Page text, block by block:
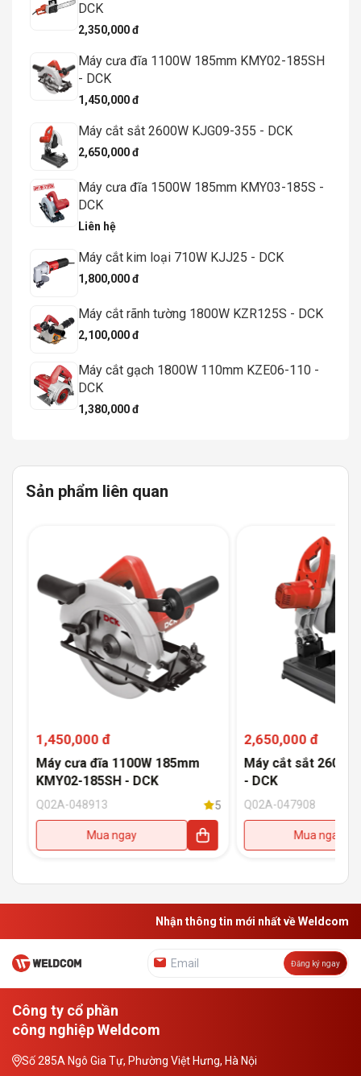
DCK
2,350,000 đ
Máy cưa đĩa 1100W 185mm KMY02-185SH
- DCK
1,450,000 đ
Máy cắt sắt 2600W KJG09-355 - DCK
2,650,000 đ
Máy cưa đĩa 1500W 185mm KMY03-185S -
DCK
Liên hệ
Máy cắt kim loại 710W KJJ25 - DCK
1,800,000 đ
Máy cắt rãnh tường 1800W KZR125S - DCK
2,100,000 đ
Máy cắt gạch 1800W 110mm KZE06-110 -
DCK
1,380,000 đ
Sản phẩm liên quan
1,450,000 đ
Máy cưa đĩa 1100W 185mm
KMY02-185SH - DCK
Q02A-048913 5
Mua ngay
2,650,000 đ
Máy cắt sắt 2600W
- DCK
Q02A-047908
Mua ngay
Nhận thông tin mới nhất về Weldcom
Đăng ký ngay
Công ty cổ phần
công nghiệp Weldcom
Số 285A Ngô Gia Tự, Phường Việt Hưng, Hà Nội